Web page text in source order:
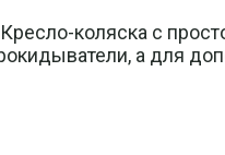
коляска с
а для